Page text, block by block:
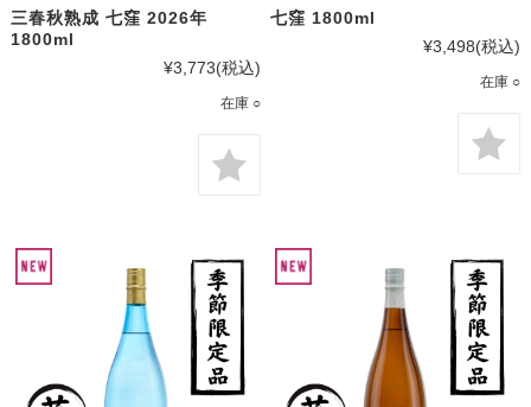
三春秋熟成 七窪 2026年
1800ml
¥3,773(税込)
在庫 ○
七窪 1800ml
¥3,498(税込)
在庫 ○